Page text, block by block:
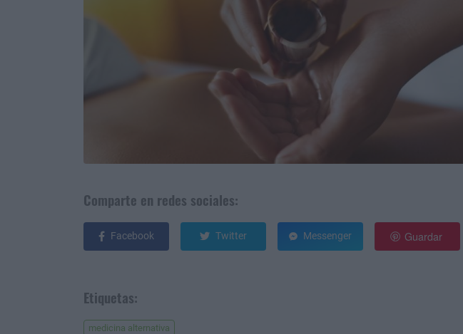
Comparte en redes sociales:
Facebook Twitter Messenger Guardar
Etiquetas:
medicina alternativa